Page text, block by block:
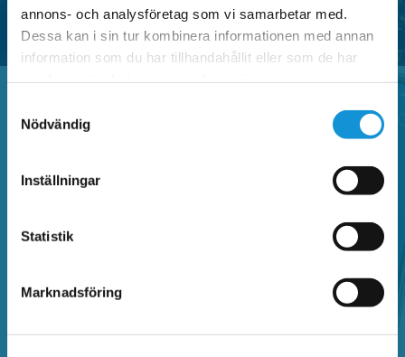
annons- och analysföretag som vi samarbetar med.
Dessa kan i sin tur kombinera informationen med annan
information som du har tillhandahållit eller som de har
Nödvändig
Inställningar
Statistik
Marknadsföring
Vanliga frågor
om Faluappen, parkeringsregler,
kontrollavgift och annat som rör parkering.